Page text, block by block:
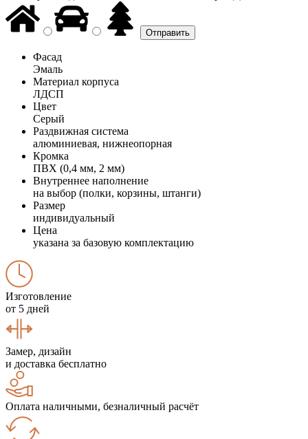
Фасад
Эмаль
Материал корпуса
ЛДСП
Цвет
Серый
Раздвижная система
алюминиевая, нижнеопорная
Кромка
ПВХ (0,4 мм, 2 мм)
Внутреннее наполнение
на выбор (полки, корзины, штанги)
Размер
индивидуальный
Цена
указана за базовую комплектацию
Изготовление
от 5 дней
Замер, дизайн
и доставка бесплатно
Оплата наличными, безналичный расчёт